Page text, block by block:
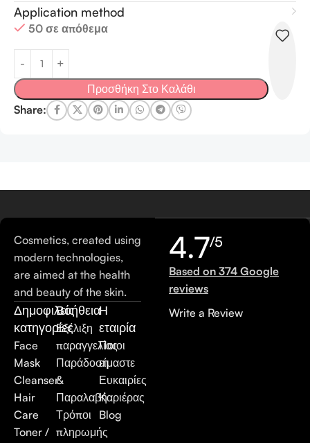
Application method
50 σε απόθεμα
Προσθήκη Στο Καλάθι
Share:
Cosmetics, created using
modern technologies,
are aimed at the health
and beauty of the skin.
Δημοφιλείς
κατηγορίες
Face
Mask
Cleanser
Hair
Care
Toner /
Βοήθεια
Εξέλιξη
παραγγελίας
Παράδοση
&
Παραλαβή
Τρόποι
πληρωμής
Η
εταιρία
Ποιοι
είμαστε
Ευκαιρίες
Καριέρας
Blog
4.7/5
Based on 374 Google
reviews
Write a Review